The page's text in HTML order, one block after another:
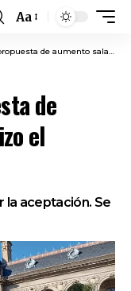
Font
Resizer
Aa
salarial que hizo el gobierno santafesino
de
el
la aceptación. Se